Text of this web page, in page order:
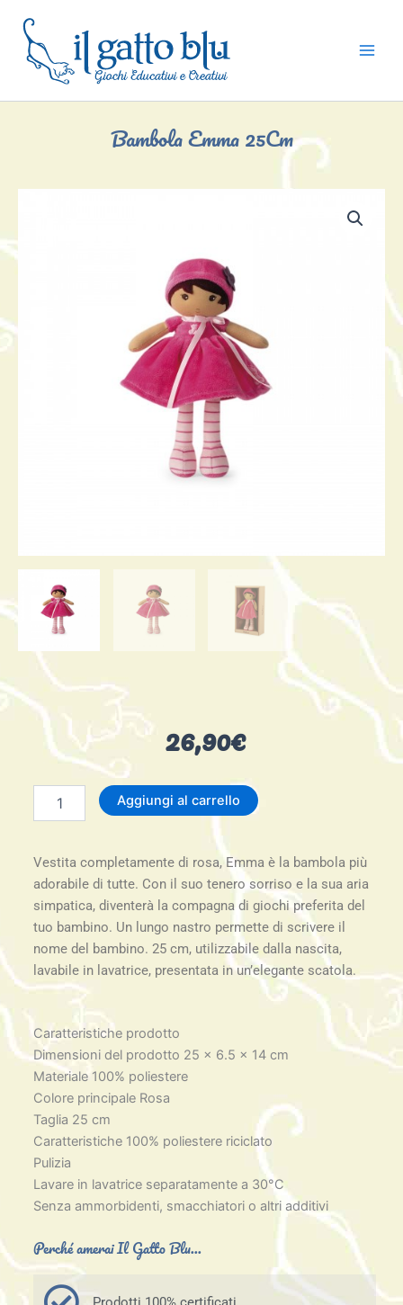
contenuto
Bambola Emma 25Cm
26,90€
Emma
Aggiungi al carrello
Vestita completamente di rosa, Emma è la bambola più
adorabile di tutte. Con il suo tenero sorriso e la sua aria
simpatica, diventerà la compagna di giochi preferita del
tuo bambino. Un lungo nastro permette di scrivere il
nome del bambino. 25 cm, utilizzabile dalla nascita,
lavabile in lavatrice, presentata in un’elegante scatola.
Caratteristiche prodotto
Dimensioni del prodotto 25 x 6.5 x 14 cm
Materiale 100% poliestere
Colore principale Rosa
Taglia 25 cm
Caratteristiche 100% poliestere riciclato
Pulizia
Lavare in lavatrice separatamente a 30°C
Senza ammorbidenti, smacchiatori o altri additivi
Perché amerai Il Gatto Blu...